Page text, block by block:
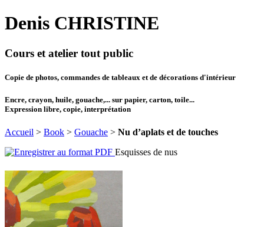
Denis CHRISTINE
Cours et atelier tout public
Copie de photos, commandes de tableaux et de décorations d'intérieur
Encre, crayon, huile, gouache,... sur papier, carton, toile...
Expression libre, copie, interprétation
Accueil > Book > Gouache > Nu d’aplats et de touches
Esquisses de nus